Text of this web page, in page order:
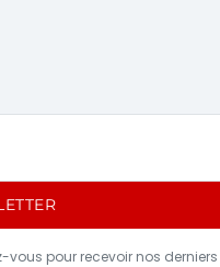
vous pour recevoir nos derniers